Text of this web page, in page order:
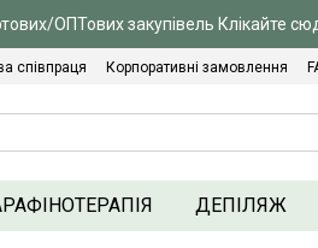
ОПТових закупівель Клікайте
співпраця Корпоративні замовлення
ДЕПІЛЯЖ